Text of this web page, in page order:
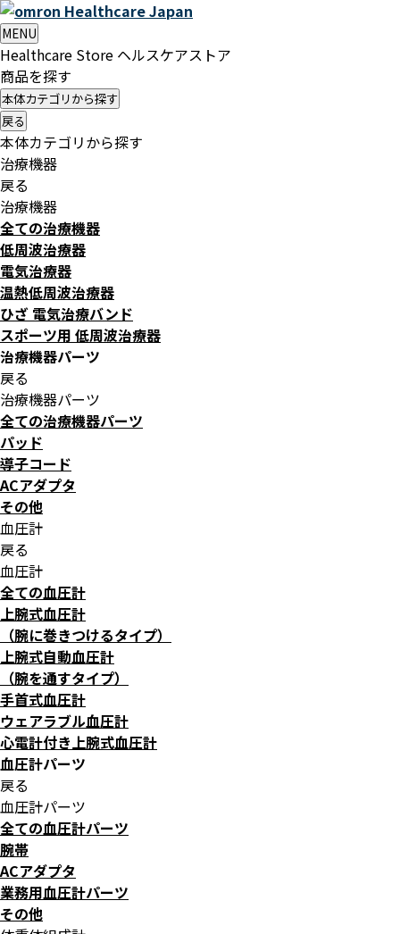
HealthcareJapan
MENU
Healthcare Store ヘルスケアストア
商品を探す
本体カテゴリから探す
戻る
本体カテゴリから探す
治療機器
戻る
治療機器
全ての治療機器
低周波治療器
電気治療器
温熱低周波治療器
ひざ 電気治療バンド
スポーツ用 低周波治療器
治療機器パーツ
戻る
治療機器パーツ
全ての治療機器パーツ
パッド
導子コード
ACアダプタ
その他
血圧計
戻る
血圧計
全ての血圧計
上腕式血圧計
（腕に巻きつけるタイプ）
上腕式自動血圧計
（腕を通すタイプ）
手首式血圧計
ウェアラブル血圧計
心電計付き上腕式血圧計
血圧計パーツ
戻る
血圧計パーツ
全ての血圧計パーツ
腕帯
ACアダプタ
業務用血圧計パーツ
その他